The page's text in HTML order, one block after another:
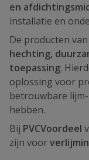
en
installatie en
De producten
hechting,
toepassing.
oplossing voor
betrouwbare
hebben.
Bij PVCVoordeel
zijn voor